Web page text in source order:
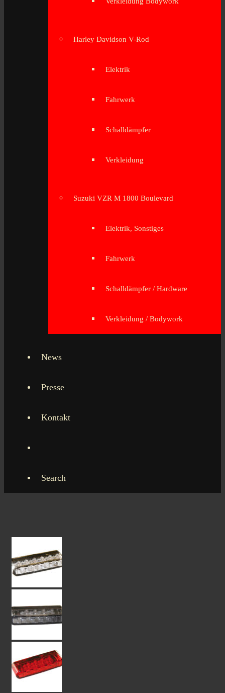
Harley Davidson V-Rod
Elektrik
Fahrwerk
Schalldämpfer
Verkleidung
Suzuki VZR M 1800 Boulevard
Elektrik, Sonstiges
Fahrwerk
Schalldämpfer / Hardware
Verkleidung / Bodywork
News
Presse
Kontakt
Search